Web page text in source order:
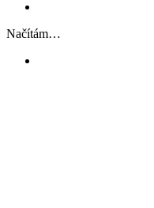
Načítám…